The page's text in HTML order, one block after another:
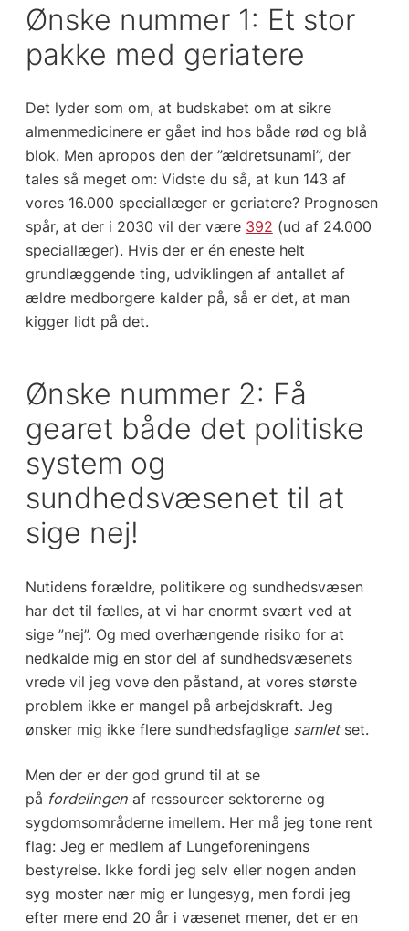
Ønske nummer 1: Et stor
pakke med geriatere
Det lyder som om, at budskabet om at sikre
almenmedicinere er gået ind hos både rød og blå
blok. Men apropos den der ”ældretsunami”, der
tales så meget om: Vidste du så, at kun 143 af
vores 16.000 speciallæger er geriatere? Prognosen
spår, at der i 2030 vil der være 392 (ud af 24.000
speciallæger). Hvis der er én eneste helt
grundlæggende ting, udviklingen af antallet af
ældre medborgere kalder på, så er det, at man
kigger lidt på det.
Ønske nummer 2: Få
gearet både det politiske
system og
sundhedsvæsenet til at
sige nej!
Nutidens forældre, politikere og sundhedsvæsen
har det til fælles, at vi har enormt svært ved at
sige ”nej”. Og med overhængende risiko for at
nedkalde mig en stor del af sundhedsvæsenets
vrede vil jeg vove den påstand, at vores største
problem ikke er mangel på arbejdskraft. Jeg
ønsker mig ikke flere sundhedsfaglige samletset.
Men der er der god grund til at se
på fordelingen af ressourcer sektorerne og
sygdomsområderne imellem. Her må jeg tone rent
flag: Jeg er medlem af Lungeforeningens
bestyrelse. Ikke fordi jeg selv eller nogen anden
syg moster nær mig er lungesyg, men fordi jeg
efter mere end 20 år i væsenet mener, det er en